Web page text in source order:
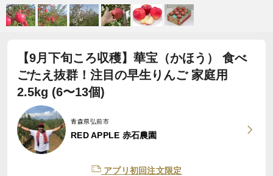
【9月下旬ころ収穫】華宝（かほう） 食べ
ごたえ抜群！注目の早生りんご 家庭用
2.5kg (6〜13個)
青森県弘前市
RED APPLE 赤石農園
アプリ初回注文限定